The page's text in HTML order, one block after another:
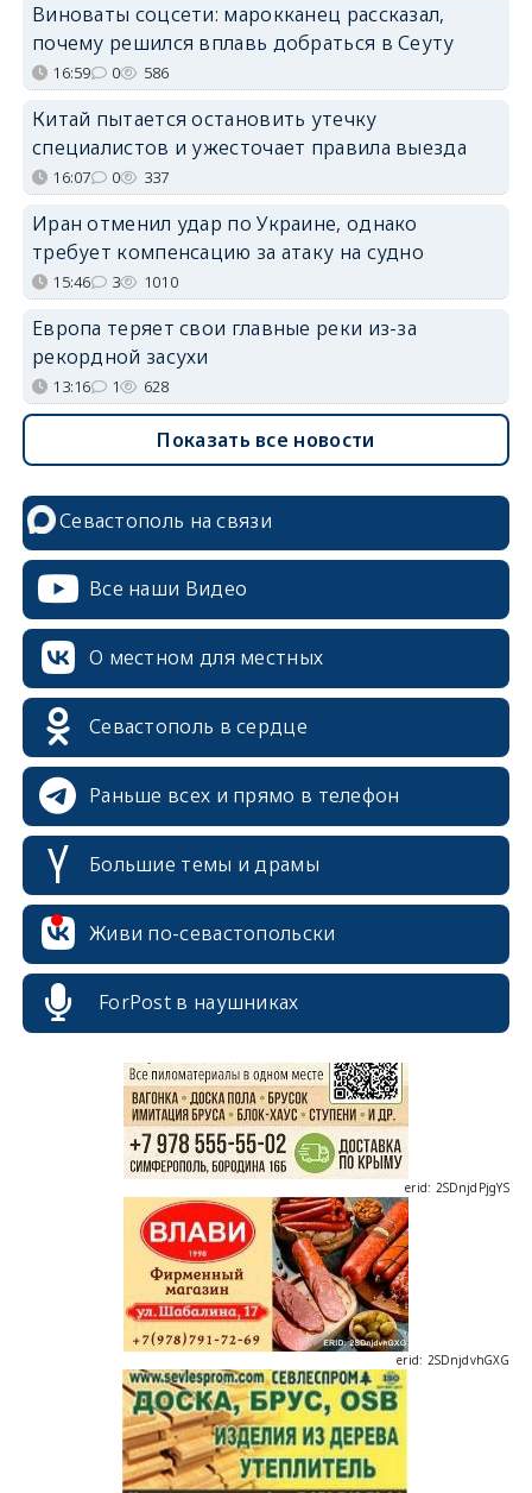
Виноваты соцсети: марокканец рассказал,
почему решился вплавь добраться в Сеуту
16:59 0 586
Китай пытается остановить утечку
специалистов и ужесточает правила выезда
16:07 0 337
Иран отменил удар по Украине, однако
требует компенсацию за атаку на судно
15:46 3 1010
Европа теряет свои главные реки из-за
рекордной засухи
13:16 1 628
Показать все новости
Севастополь на связи
Все наши Видео
О местном для местных
Севастополь в сердце
Раньше всех и прямо в телефон
Большие темы и драмы
Живи по-севастопольски
ForPost в наушниках
erid: 2SDnjdPjgYS
erid: 2SDnjdvhGXG